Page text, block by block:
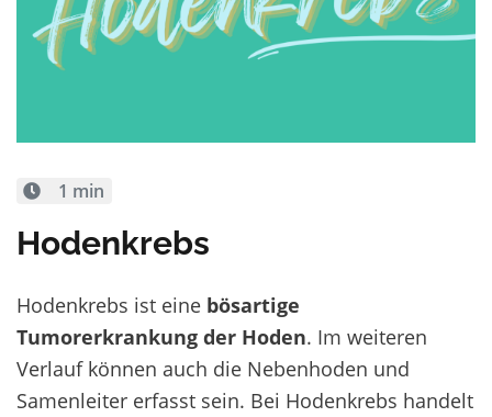
1 min
Hodenkrebs
Hodenkrebs ist eine bösartige
Tumorerkrankung der Hoden. Im weiteren
Verlauf können auch die Nebenhoden und
Samenleiter erfasst sein. Bei Hodenkrebs handelt